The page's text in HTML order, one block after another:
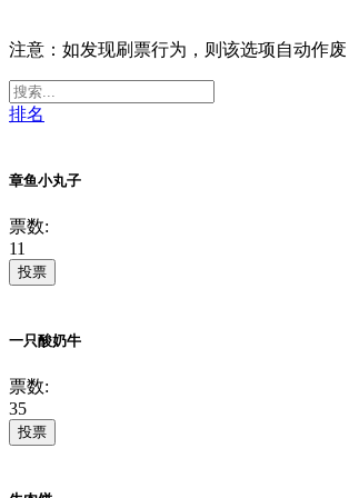
注意：如发现刷票行为，则该选项自动作
排名
章鱼小丸子
票数:
11
投票
一只酸奶牛
票数:
35
投票